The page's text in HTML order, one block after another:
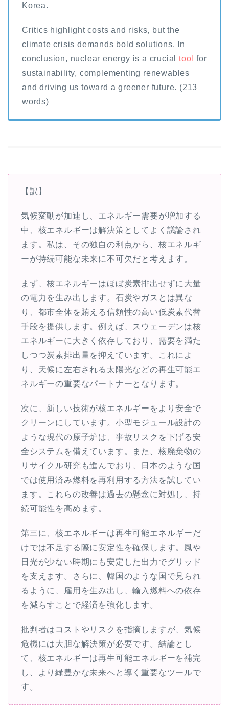
Korea.
Critics highlight costs and risks, but the
climate crisis demands bold solutions. In
conclusion, nuclear energy is a crucial tool for
sustainability, complementing renewables
and driving us toward a greener future. (213
words)
【訳】
気候変動が加速し、エネルギー需要が増加する
中、核エネルギーは解決策としてよく議論され
ます。私は、その独自の利点から、核エネルギ
ーが持続可能な未来に不可欠だと考えます。
まず、核エネルギーはほぼ炭素排出せずに大量
の電力を生み出します。石炭やガスとは異な
り、都市全体を賄える信頼性の高い低炭素代替
手段を提供します。例えば、スウェーデンは核
エネルギーに大きく依存しており、需要を満た
しつつ炭素排出量を抑えています。これによ
り、天候に左右される太陽光などの再生可能エ
ネルギーの重要なパートナーとなります。
次に、新しい技術が核エネルギーをより安全で
クリーンにしています。小型モジュール設計の
ような現代の原子炉は、事故リスクを下げる安
全システムを備えています。また、核廃棄物の
リサイクル研究も進んでおり、日本のような国
では使用済み燃料を再利用する方法を試してい
ます。これらの改善は過去の懸念に対処し、持
続可能性を高めます。
第三に、核エネルギーは再生可能エネルギーだ
けでは不足する際に安定性を確保します。風や
日光が少ない時期にも安定した出力でグリッド
を支えます。さらに、韓国のような国で見られ
るように、雇用を生み出し、輸入燃料への依存
を減らすことで経済を強化します。
批判者はコストやリスクを指摘しますが、気候
危機には大胆な解決策が必要です。結論とし
て、核エネルギーは再生可能エネルギーを補完
し、より緑豊かな未来へと導く重要なツールで
す。